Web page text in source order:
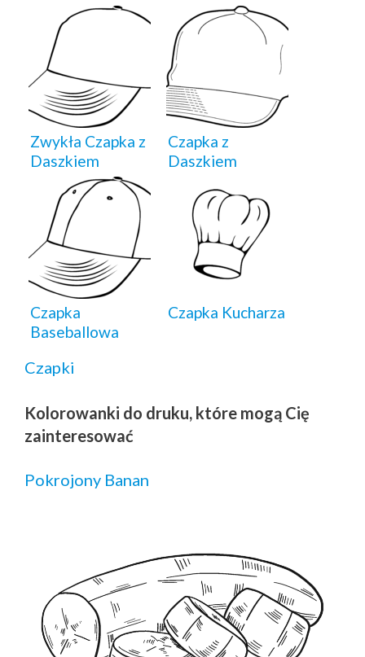
Zwykła Czapka z
Daszkiem
Czapka z
Daszkiem
Czapka
Baseballowa
Czapka Kucharza
Czapki
Kolorowanki do druku, które mogą Cię
zainteresować
Pokrojony Banan